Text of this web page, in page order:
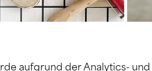
aufgrund der Analytics-